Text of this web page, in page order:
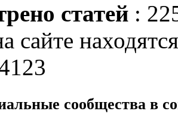
статей :
сайте
сообщества в